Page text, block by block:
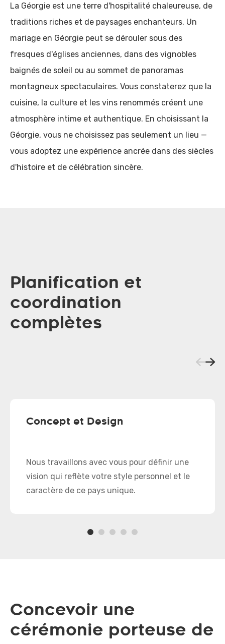
La Géorgie est une terre d'hospitalité chaleureuse, de
traditions riches et de paysages enchanteurs. Un
mariage en Géorgie peut se dérouler sous des
fresques d'églises anciennes, dans des vignobles
baignés de soleil ou au sommet de panoramas
montagneux spectaculaires. Vous constaterez que la
cuisine, la culture et les vins renommés créent une
atmosphère intime et authentique. En choisissant la
Géorgie, vous ne choisissez pas seulement un lieu —
vous adoptez une expérience ancrée dans des siècles
d'histoire et de célébration sincère.
Planification et
coordination
complètes
Concept et Design
Nous travaillons avec vous pour définir une
vision qui reflète votre style personnel et le
caractère de ce pays unique.
Concevoir une
cérémonie porteuse de